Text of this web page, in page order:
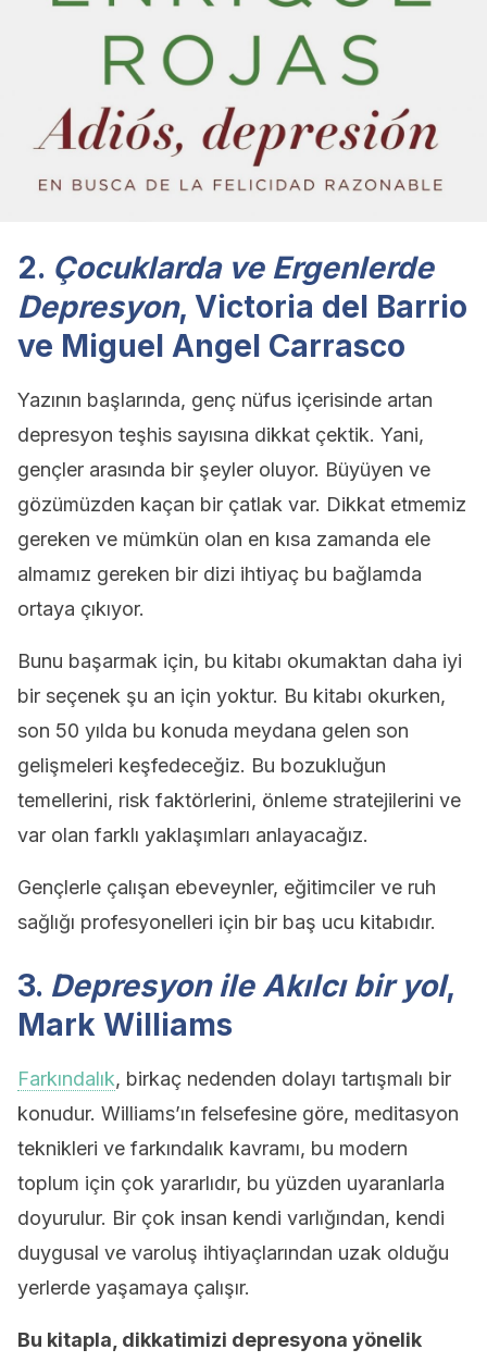
2. Çocuklarda ve Ergenlerde
Depresyon, Victoria del Barrio
ve Miguel Angel Carrasco
Yazının başlarında, genç nüfus içerisinde artan
depresyon teşhis sayısına dikkat çektik. Yani,
gençler arasında bir şeyler oluyor. Büyüyen ve
gözümüzden kaçan bir çatlak var. Dikkat etmemiz
gereken ve mümkün olan en kısa zamanda ele
almamız gereken bir dizi ihtiyaç bu bağlamda
ortaya çıkıyor.
Bunu başarmak için, bu kitabı okumaktan daha iyi
bir seçenek şu an için yoktur. Bu kitabı okurken,
son 50 yılda bu konuda meydana gelen son
gelişmeleri keşfedeceğiz. Bu bozukluğun
temellerini, risk faktörlerini, önleme stratejilerini ve
var olan farklı yaklaşımları anlayacağız.
Gençlerle çalışan ebeveynler, eğitimciler ve ruh
sağlığı profesyonelleri için bir baş ucu kitabıdır.
3. Depresyon ile Akılcı bir yol,
Mark Williams
Farkındalık, birkaç nedenden dolayı tartışmalı bir
konudur. Williams’ın felsefesine göre, meditasyon
teknikleri ve farkındalık kavramı, bu modern
toplum için çok yararlıdır, bu yüzden uyaranlarla
doyurulur. Bir çok insan kendi varlığından, kendi
duygusal ve varoluş ihtiyaçlarından uzak olduğu
yerlerde yaşamaya çalışır.
Bu kitapla, dikkatimizi depresyona yönelik